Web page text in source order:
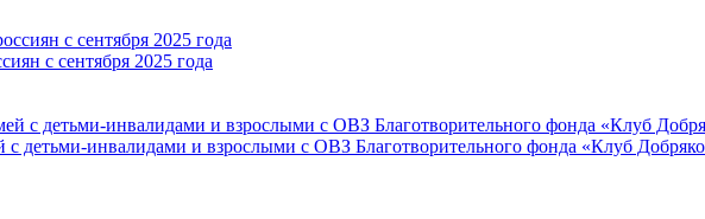
с сентября 2025 года
с детьми-инвалидами и взрослыми с ОВЗ Благотворительного фонда «Клуб